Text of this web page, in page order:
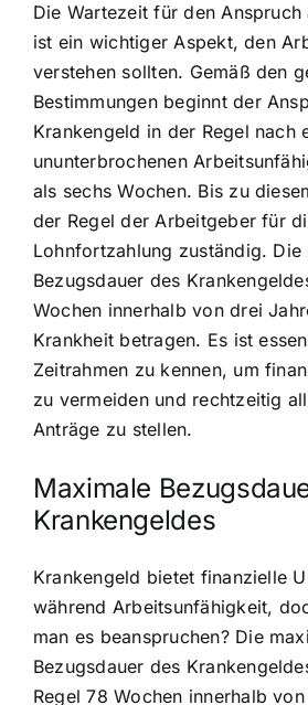
Die Wartezeit für den
ist ein wichtiger Aspekt, den
verstehen sollten. Gemäß den
Bestimmungen beginnt der
Krankengeld in der Regel nach
ununterbrochenen
als sechs Wochen. Bis zu
der Regel der Arbeitgeber für
Lohnfortzahlung zuständig. Die
Bezugsdauer des
Wochen innerhalb von drei
Krankheit betragen. Es ist
Zeitrahmen zu kennen, um
zu vermeiden und rechtzeitig
Anträge zu stellen.
Maximale
Krankengeldes
Krankengeld bietet finanzielle
während Arbeitsunfähigkeit,
man es beanspruchen? Die
Bezugsdauer des
Regel 78 Wochen innerhalb